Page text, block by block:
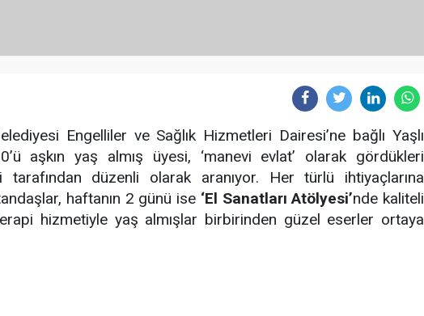
Engelliler ve Sağlık Hizmetleri Dairesi’ne bağlı Yaşlı
aşkın yaş almış üyesi, ‘manevi evlat’ olarak gördükleri
tarafından düzenli olarak aranıyor. Her türlü ihtiyaçlarına
haftanın 2 günü ise ‘El Sanatları Atölyesi’nde kaliteli
hizmetiyle yaş almışlar birbirinden güzel eserler ortaya